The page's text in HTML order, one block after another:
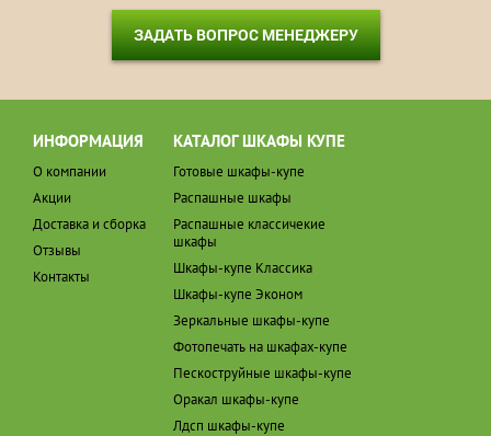
ЗАДАТЬ ВОПРОС МЕНЕДЖЕРУ
ИНФОРМАЦИЯ
О компании
Акции
Доставка и сборка
Отзывы
Контакты
КАТАЛОГ ШКАФЫ КУПЕ
Готовые шкафы-купе
Распашные шкафы
Распашные классичекие
шкафы
Шкафы-купе Классика
Шкафы-купе Эконом
Зеркальные шкафы-купе
Фотопечать на шкафах-купе
Пескоструйные шкафы-купе
Оракал шкафы-купе
Лдсп шкафы-купе